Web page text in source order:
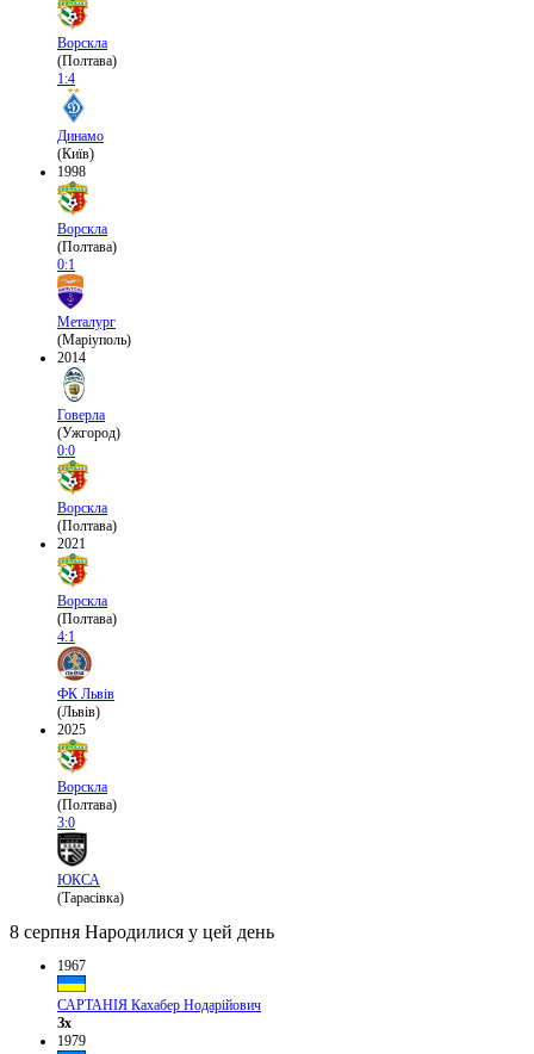
Ворскла
(Полтава)
1:4
Динамо
(Київ)
1998
Ворскла
(Полтава)
0:1
Металург
(Маріуполь)
2014
Говерла
(Ужгород)
0:0
Ворскла
(Полтава)
2021
Ворскла
(Полтава)
4:1
ФК Львів
(Львів)
2025
Ворскла
(Полтава)
3:0
ЮКСА
(Тарасівка)
8 серпня Народилися у цей день
1967
САРТАНІЯ Кахабер Нодарійович
Зх
1979